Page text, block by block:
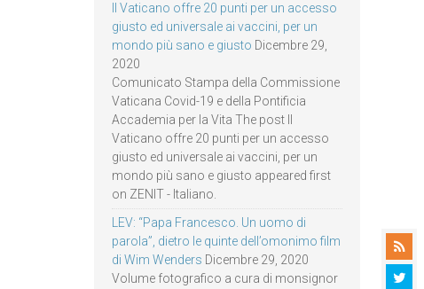
Il Vaticano offre 20 punti per un accesso
giusto ed universale ai vaccini, per un
mondo più sano e giusto Dicembre 29,
2020
Comunicato Stampa della Commissione
Vaticana Covid-19 e della Pontificia
Accademia per la Vita The post Il
Vaticano offre 20 punti per un accesso
giusto ed universale ai vaccini, per un
mondo più sano e giusto appeared first
on ZENIT - Italiano.
LEV: “Papa Francesco. Un uomo di
parola”, dietro le quinte dell’omonimo film
di Wim Wenders Dicembre 29, 2020
Volume fotografico a cura di monsignor